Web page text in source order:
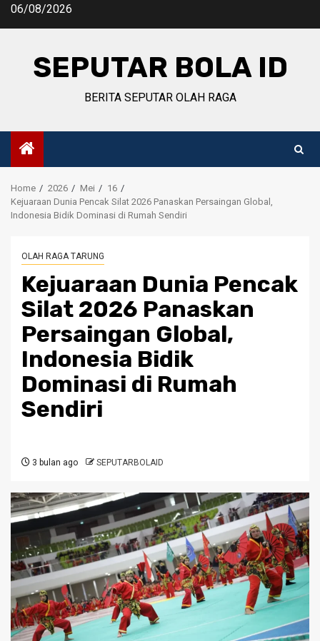
Skip06/08/2026
SEPUTAR BOLA ID
BERITA SEPUTAR OLAH RAGA
Home 2026 Mei
16
Kejuaraan Dunia Pencak Silat 2026 Panaskan Persaingan Global,
Indonesia Bidik Dominasi di Rumah Sendiri
OLAH RAGA TARUNG
Kejuaraan Dunia Pencak
Silat 2026 Panaskan
Persaingan Global,
Indonesia Bidik
Dominasi di Rumah
Sendiri
3 bulan ago SEPUTARBOLAID